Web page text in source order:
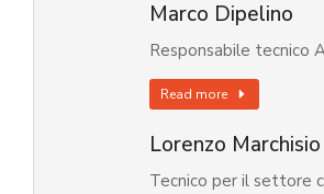
Marco Dipelino
Responsabile tecnico
Read more
Lorenzo Marchisio
Tecnico per il settore